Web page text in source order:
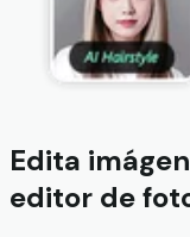
Edita
editor de